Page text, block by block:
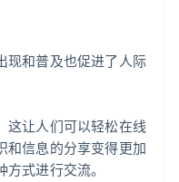
现和普及也促进了人际
这让人们可以轻松在线
和信息的分享变得更加
式进行交流。